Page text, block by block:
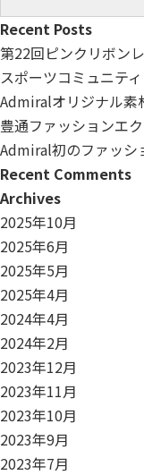
Recent Posts
第22回ピンクリボン
スポーツコミュニテ
Admiralオリジナル素
豊通ファッションエ
Admiral初のファッシ
Recent Comments
Archives
2025年10月
2025年6月
2025年5月
2025年4月
2024年4月
2024年2月
2023年12月
2023年11月
2023年10月
2023年9月
2023年7月